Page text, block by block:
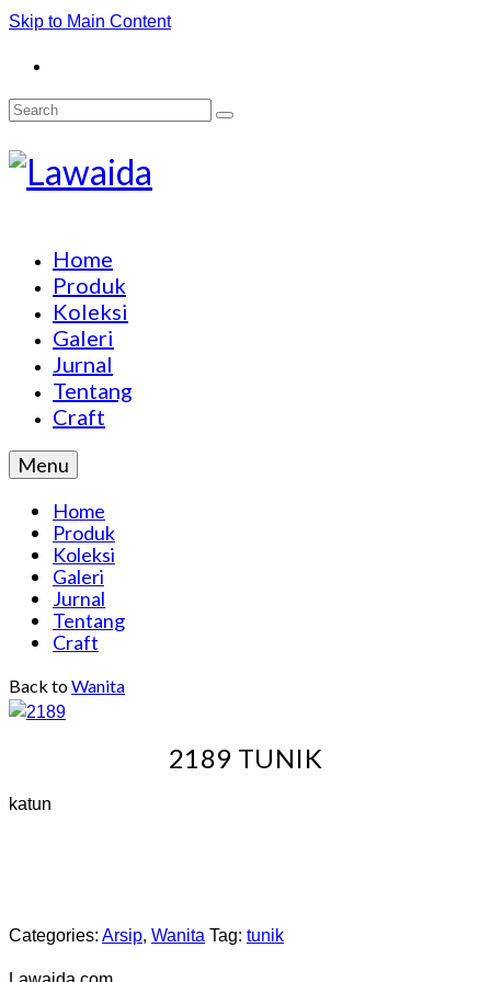
Skip to Main Content
Search
Home
Produk
Koleksi
Galeri
Jurnal
Tentang
Craft
Menu
Home
Produk
Koleksi
Galeri
Jurnal
Tentang
Craft
Back toWanita
2189 TUNIK
katun
Categories: Arsip, Wanita Tag: tunik